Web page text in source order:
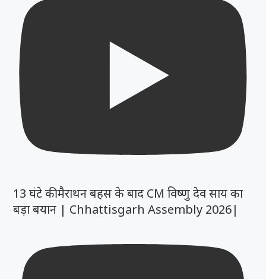
13 घंटे की मैराथन बहस के बाद CM विष्णु देव साय का
बड़ा बयान | Chhattisgarh Assembly 2026|